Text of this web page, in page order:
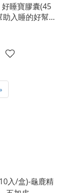
好睡寶膠囊(45
助入睡的好幫